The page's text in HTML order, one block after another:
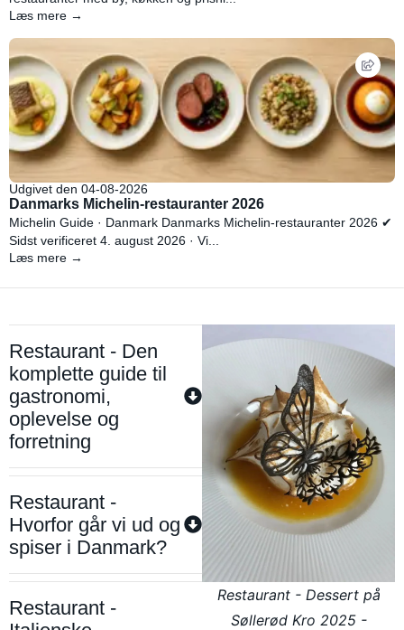
Læs mere →
Udgivet den 04-08-2026
Danmarks Michelin-restauranter 2026
Michelin Guide · Danmark Danmarks Michelin-restauranter 2026 ✔
Sidst verificeret 4. august 2026 · Vi...
Læs mere →
Restaurant - Den
komplette guide til
gastronomi,
oplevelse og
forretning
Restaurant -
Hvorfor går vi ud og
spiser i Danmark?
Restaurant -
Restaurant - Dessert på
Søllerød Kro 2025 -